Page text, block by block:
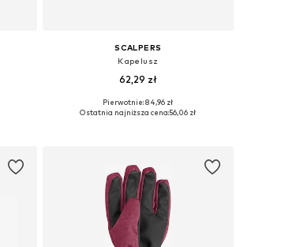
SCALPERS
Kapelusz
62,29 zł
Dostępne rozmiary: 53-57
Pierwotnie: 84,96 zł
Ostatnia najniższa cena:56,06 zł